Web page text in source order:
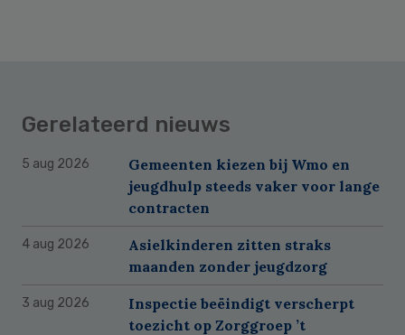
Gerelateerd nieuws
5 aug 2026
Gemeenten kiezen bij Wmo en
jeugdhulp steeds vaker voor lange
contracten
4 aug 2026
Asielkinderen zitten straks
maanden zonder jeugdzorg
3 aug 2026
Inspectie beëindigt verscherpt
toezicht op Zorggroep ’t